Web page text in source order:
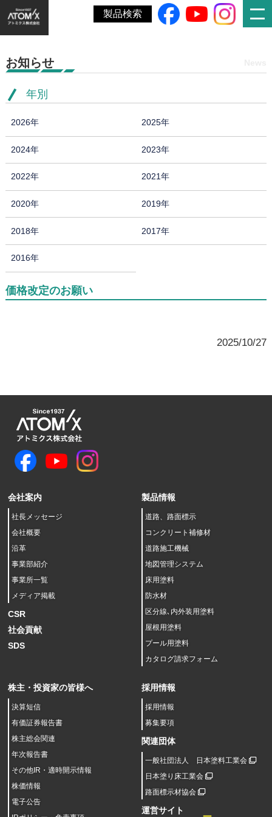
製品検索
ホーム» 価格改定のお願い
お知らせ
年別
2026年 2025年
2024年 2023年
2022年 2021年
2020年 2019年
2018年 2017年
2016年
価格改定のお願い
2025/10/27
会社案内
社長メッセージ
会社概要
沿革
事業部紹介
事業所一覧
メディア掲載
CSR
社会貢献
SDS
製品情報
道路、路面標示
コンクリート補修材
道路施工機械
地図管理システム
床用塗料
防水材
区分線､内外装用塗料
屋根用塗料
プール用塗料
カタログ請求フォーム
株主・投資家の皆様へ
決算短信
有価証券報告書
株主総会関連
年次報告書
その他IR・適時開示情報
株価情報
電子公告
採用情報
採用情報
募集要項
関連団体
一般社団法人 日本塗料工業会
日本塗り床工業会
路面標示材協会
運営サイト